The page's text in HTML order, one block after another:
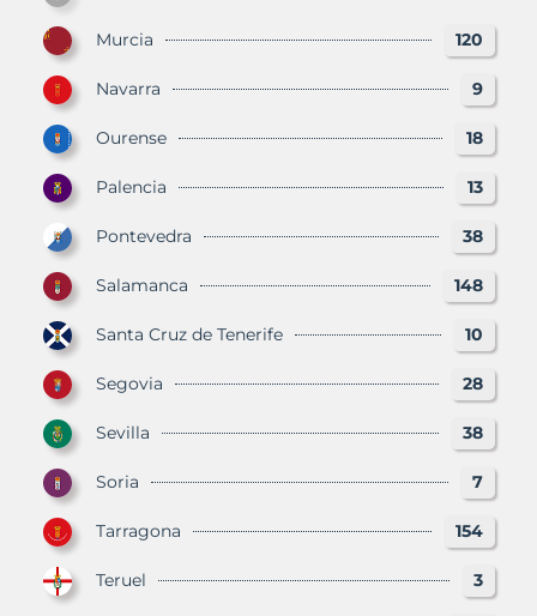
Murcia 120
Navarra 9
Ourense 18
Palencia 13
Pontevedra 38
Salamanca 148
Santa Cruz de Tenerife 10
Segovia 28
Sevilla 38
Soria 7
Tarragona 154
Teruel 3